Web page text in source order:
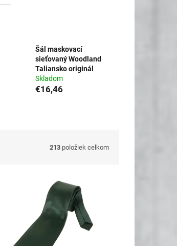
Šál maskovací
sieťovaný Woodland
Taliansko originál
Skladom
€16,46
213 položiek celkom